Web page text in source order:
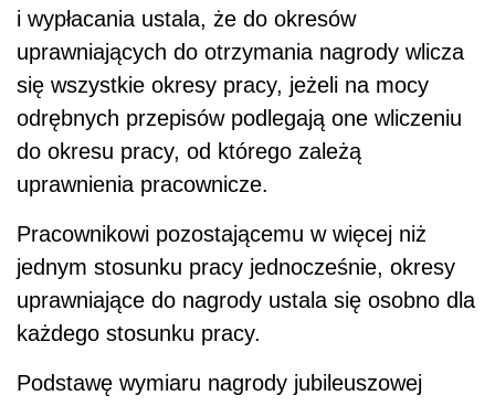
i wypłacania ustala, że do okresów
uprawniających do otrzymania nagrody wlicza
się wszystkie okresy pracy, jeżeli na mocy
odrębnych przepisów podlegają one wliczeniu
do okresu pracy, od którego zależą
uprawnienia pracownicze.
Pracownikowi pozostającemu w więcej niż
jednym stosunku pracy jednocześnie, okresy
uprawniające do nagrody ustala się osobno dla
każdego stosunku pracy.
Podstawę wymiaru nagrody jubileuszowej